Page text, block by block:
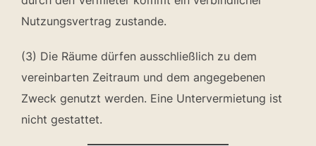
Nutzungsvertrag zustande.
(3) Die Räume dürfen ausschließlich zu dem
vereinbarten Zeitraum und dem angegebenen
Zweck genutzt werden. Eine Untervermietung ist
nicht gestattet.